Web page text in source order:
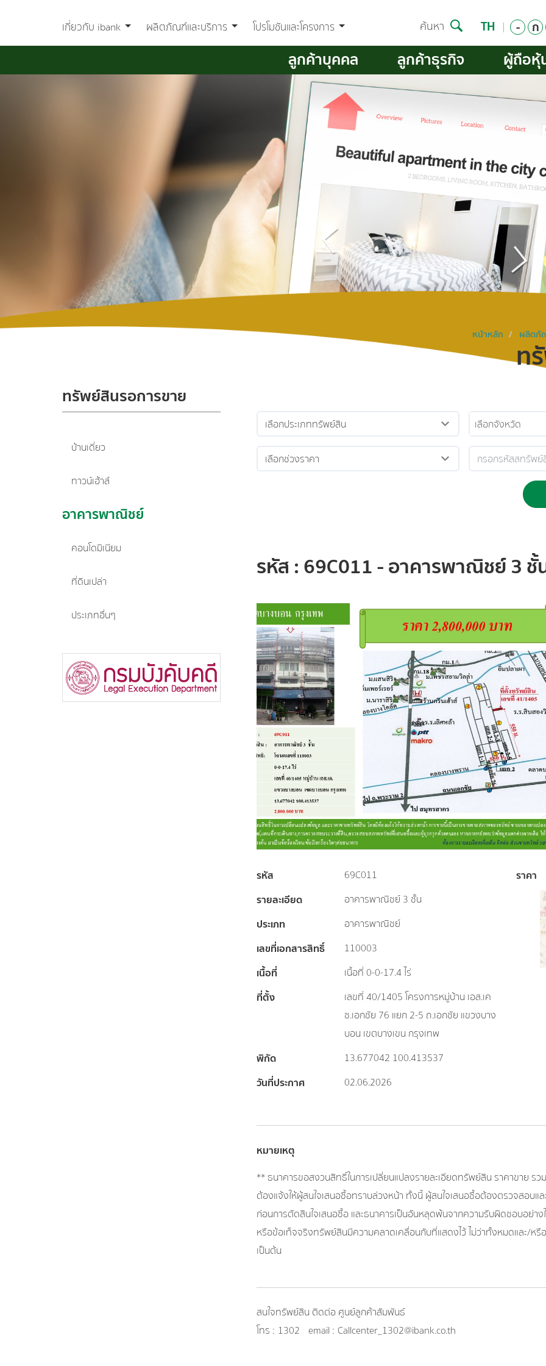
เกี่ยวกับ ibank ผลิตภัณฑ์และบริการ โปรโมชันและโครงการ ค้นหา TH - ก
ลูกค้าบุคคล ลูกค้าธุรกิจ ผู้ถือหุ้
หน้าหลัก ผลิตภั
ท
ทรัพย์สินรอการขาย
บ้านเดี่ยว
ทาวน์เฮ้าส์
อาคารพาณิชย์
คอนโดมิเนียม
ที่ดินเปล่า
ประเภทอื่นๆ
เลือกจังหวัด
รหัส : 69C011 - อาคารพาณิชย์ 3 ชั้
รหัส 69C011
รายละเอียด อาคารพาณิชย์ 3 ชั้น
ประเภท อาคารพาณิชย์
เลขที่เอกสารสิทธิ์ 110003
เนื้อที่ เนื้อที่ 0-0-17.4 ไร่
ที่ตั้ง
เลขที่ 40/1405 โครงการหมู่บ้าน เอส.เค
ซ.เอกชัย 76 แยก 2-5 ถ.เอกชัย แขวงบาง
บอน เขตบางเขน กรุงเทพ
พิกัด 13.677042 100.413537
วันที่ประกาศ 02.06.2026
ราคา
หมายเหตุ
** ธนาคารขอสงวนสิทธิ์ในการเปลี่ยนแปลงรายละเอียดทรัพย์สิน ราคาขาย รว
ต้องแจ้งให้ผู้สนใจเสนอซื้อทราบล่วงหน้า ทั้งนี้ ผู้สนใจเสนอซื้อต้องตรวจสอบแ
ก่อนการตัดสินใจเสนอซื้อ และธนาคารเป็นอันหลุดพ้นจากความรับผิดชอบอย่า
หรือข้อเท็จจริงทรัพย์สินมีความคลาดเคลื่อนกับที่แสดงไว้ ไม่ว่าทั้งหมดและ/ห
เป็นต้น
สนใจทรัพย์สิน ติดต่อ ศูนย์ลูกค้าสัมพันธ์
โทร : 1302 email : Callcenter_1302@ibank.co.th